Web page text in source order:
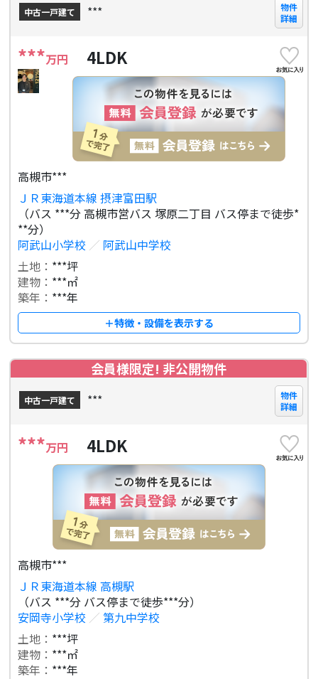
中古一戸建て ***
物件
詳細
***万円 4LDK
高槻市***
ＪＲ東海道本線 摂津富田駅
（バス ***分 高槻市営バス 塚原二丁目 バス停まで徒歩*
**分）
阿武山小学校 ／ 阿武山中学校
土地： ***坪
建物： ***㎡
築年： ***年
＋特徴・設備を表示する
会員様限定! 非公開物件
中古一戸建て ***
物件
詳細
***万円 4LDK
高槻市***
ＪＲ東海道本線 高槻駅
（バス ***分 バス停まで徒歩***分）
安岡寺小学校 ／ 第九中学校
土地： ***坪
建物： ***㎡
築年： ***年